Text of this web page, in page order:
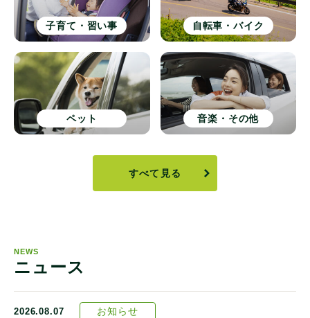
子育て・習い事 自転車・バイク
ペット 音楽・その他
すべて見る
NEWS
ニュース
2026.08.07 お知らせ